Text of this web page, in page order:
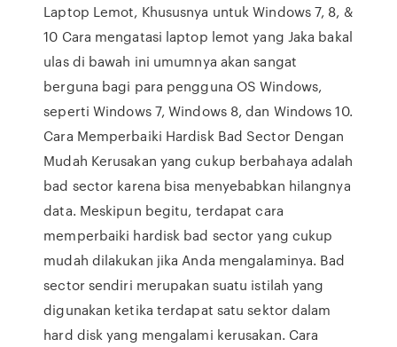
Laptop Lemot, Khususnya untuk Windows 7, 8, &
10 Cara mengatasi laptop lemot yang Jaka bakal
ulas di bawah ini umumnya akan sangat
berguna bagi para pengguna OS Windows,
seperti Windows 7, Windows 8, dan Windows 10.
Cara Memperbaiki Hardisk Bad Sector Dengan
Mudah Kerusakan yang cukup berbahaya adalah
bad sector karena bisa menyebabkan hilangnya
data. Meskipun begitu, terdapat cara
memperbaiki hardisk bad sector yang cukup
mudah dilakukan jika Anda mengalaminya. Bad
sector sendiri merupakan suatu istilah yang
digunakan ketika terdapat satu sektor dalam
hard disk yang mengalami kerusakan. Cara